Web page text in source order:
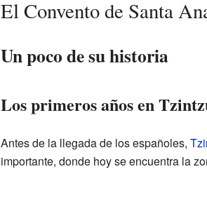
El Convento de Santa
Un poco de su historia
Los primeros años en
Antes de la llegada de los españoles,
importante, donde hoy se encuentra la